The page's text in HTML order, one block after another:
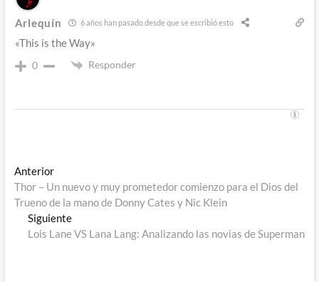
Arlequín 6 años han pasado desde que se escribió esto
«This is the Way»
0 Responder
Navegación
de
entradas
AnteriorEntrada
anterior:
Thor – Un nuevo y muy prometedor comienzo para el Dios del
Trueno de la mano de Donny Cates y Nic Klein
SiguienteEntrada
siguiente:
Lois Lane VS Lana Lang: Analizando las novias de Superman